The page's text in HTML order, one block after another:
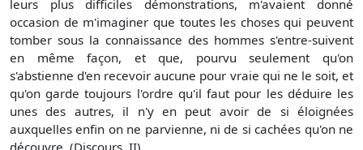
leurs plus difficiles démonstrations, m'avaient donné
occasion de m'imaginer que toutes les choses qui peuvent
tomber sous la connaissance des hommes s'entre-suivent
en même façon, et que, pourvu seulement qu'on
s'abstienne d'en recevoir aucune pour vraie qui ne le soit, et
qu'on garde toujours l'ordre qu'il faut pour les déduire les
unes des autres, il n'y en peut avoir de si éloignées
auxquelles enfin on ne parvienne, ni de si cachées qu'on ne